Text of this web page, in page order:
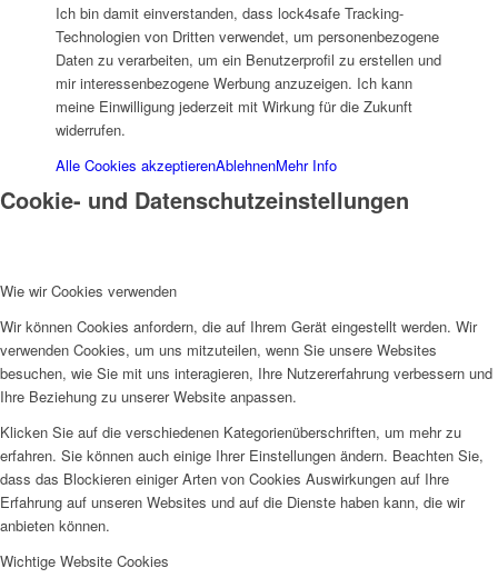
Ich bin damit einverstanden, dass lock4safe Tracking-
Technologien von Dritten verwendet, um personenbezogene
Daten zu verarbeiten, um ein Benutzerprofil zu erstellen und
mir interessenbezogene Werbung anzuzeigen. Ich kann
meine Einwilligung jederzeit mit Wirkung für die Zukunft
widerrufen.
Alle Cookies akzeptierenAblehnenMehr Info
Cookie- und Datenschutzeinstellungen
Wie wir Cookies verwenden
Wir können Cookies anfordern, die auf Ihrem Gerät eingestellt werden. Wir
verwenden Cookies, um uns mitzuteilen, wenn Sie unsere Websites
besuchen, wie Sie mit uns interagieren, Ihre Nutzererfahrung verbessern und
Ihre Beziehung zu unserer Website anpassen.
Klicken Sie auf die verschiedenen Kategorienüberschriften, um mehr zu
erfahren. Sie können auch einige Ihrer Einstellungen ändern. Beachten Sie,
dass das Blockieren einiger Arten von Cookies Auswirkungen auf Ihre
Erfahrung auf unseren Websites und auf die Dienste haben kann, die wir
anbieten können.
Wichtige Website Cookies